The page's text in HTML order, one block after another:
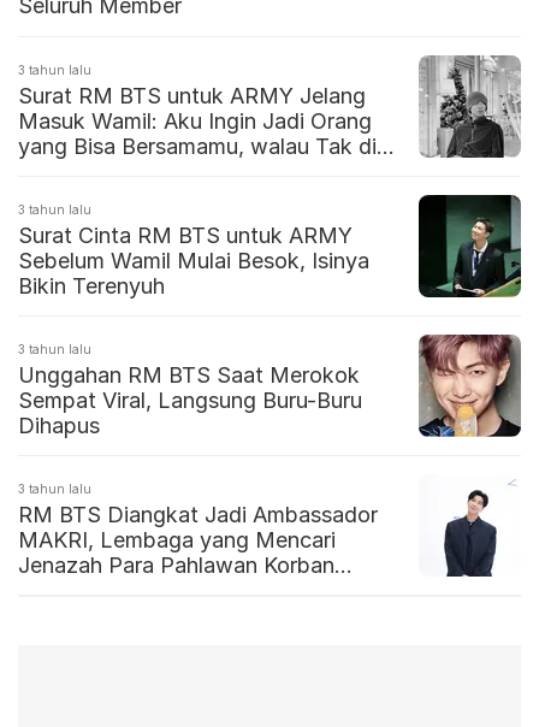
Seluruh Member
3 tahun lalu
Surat RM BTS untuk ARMY Jelang
Masuk Wamil: Aku Ingin Jadi Orang
yang Bisa Bersamamu, walau Tak di
3 tahun lalu
Surat Cinta RM BTS untuk ARMY
Sebelum Wamil Mulai Besok, Isinya
Bikin Terenyuh
3 tahun lalu
Unggahan RM BTS Saat Merokok
Sempat Viral, Langsung Buru-Buru
Dihapus
3 tahun lalu
RM BTS Diangkat Jadi Ambassador
MAKRI, Lembaga yang Mencari
Jenazah Para Pahlawan Korban